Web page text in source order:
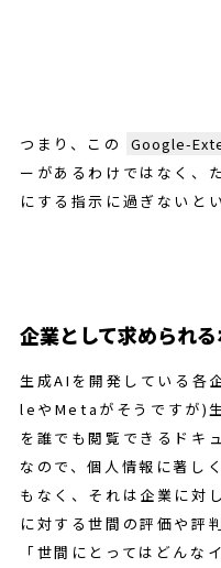
つまり、この Google-
ーがあるわけではなく、
にする指示に過ぎないと
企業として求められ
生成AIを開発している各
leやMetaがそうですが)
を誰でも閲覧できるドキ
なので、個人情報に著し
もなく、それは企業に対
に対する世間の評価や評
「世間にとってはどんな